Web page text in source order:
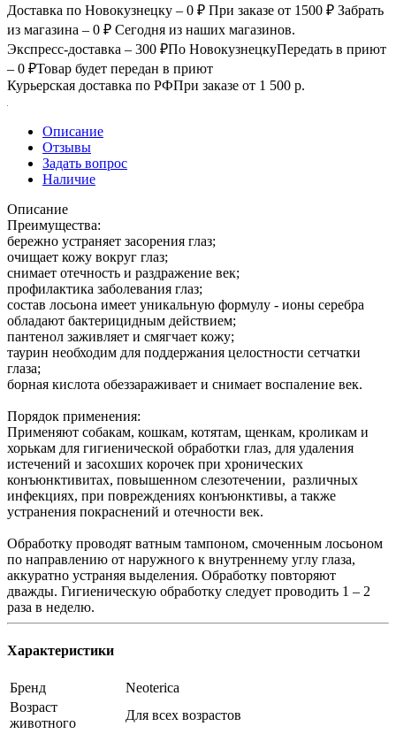
Доставка по Новокузнецку – 0 ₽ При заказе от 1500 ₽ Забрать
из магазина – 0 ₽ Сегодня из наших магазинов.
Экспресс-доставка – 300 ₽По НовокузнецкуПередать в приют
– 0 ₽Товар будет передан в приют
Курьерская доставка по РФПри заказе от 1 500 р.
Описание
Отзывы
Задать вопрос
Наличие
Описание
Преимущества:
бережно устраняет засорения глаз;
очищает кожу вокруг глаз;
снимает отечность и раздражение век;
профилактика заболевания глаз;
состав лосьона имеет уникальную формулу - ионы серебра
обладают бактерицидным действием;
пантенол заживляет и смягчает кожу;
таурин необходим для поддержания целостности сетчатки
глаза;
борная кислота обеззараживает и снимает воспаление век.
Порядок применения:
Применяют собакам, кошкам, котятам, щенкам, кроликам и
хорькам для гигиенической обработки глаз, для удаления
истечений и засохших корочек при хронических
конъюнктивитах, повышенном слезотечении, различных
инфекциях, при повреждениях конъюнктивы, а также
устранения покраснений и отечности век.
Обработку проводят ватным тампоном, смоченным лосьоном
по направлению от наружного к внутреннему углу глаза,
аккуратно устраняя выделения. Обработку повторяют
дважды. Гигиеническую обработку следует проводить 1 – 2
раза в неделю.
Характеристики
Бренд
Neoterica
Возраст
животного
Для всех возрастов